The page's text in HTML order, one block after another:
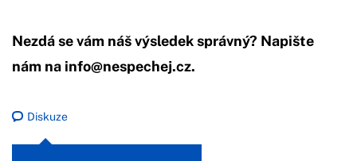
Nezdá se vám náš výsledek správný? Napište
nám na info@nespechej.cz.
Diskuze